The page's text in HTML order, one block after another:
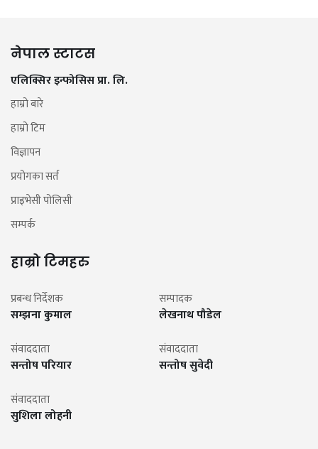
नेपाल स्टाटस
एलिक्सिर इन्फोसिस प्रा. लि.
हाम्रो बारे
हाम्रो टिम
विज्ञापन
प्रयोगका सर्त
प्राइभेसी पोलिसी
सम्पर्क
हाम्रो टिमहरु
प्रबन्ध निर्देशक
सम्झना कुमाल
सम्पादक
लेखनाथ पौडेल
संवाददाता
सन्तोष परियार
संवाददाता
सन्तोष सुवेदी
संवाददाता
सुशिला लोहनी